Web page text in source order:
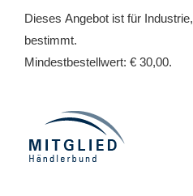
Dieses Angebot ist für
bestimmt.
Mindestbestellwert: € 30,00.